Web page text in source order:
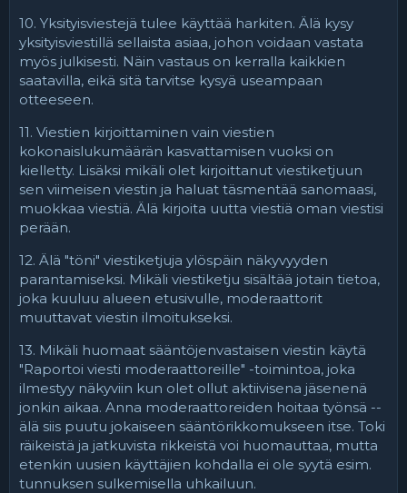
10. Yksityisviestejä tulee käyttää harkiten. Älä kysy
yksityisviestillä sellaista asiaa, johon voidaan vastata
myös julkisesti. Näin vastaus on kerralla kaikkien
saatavilla, eikä sitä tarvitse kysyä useampaan
otteeseen.
11. Viestien kirjoittaminen vain viestien
kokonaislukumäärän kasvattamisen vuoksi on
kielletty. Lisäksi mikäli olet kirjoittanut viestiketjuun
sen viimeisen viestin ja haluat täsmentää sanomaasi,
muokkaa viestiä. Älä kirjoita uutta viestiä oman viestisi
perään.
12. Älä "töni" viestiketjuja ylöspäin näkyvyyden
parantamiseksi. Mikäli viestiketju sisältää jotain tietoa,
joka kuuluu alueen etusivulle, moderaattorit
muuttavat viestin ilmoitukseksi.
13. Mikäli huomaat sääntöjenvastaisen viestin käytä
"Raportoi viesti moderaattoreille" -toimintoa, joka
ilmestyy näkyviin kun olet ollut aktiivisena jäsenenä
jonkin aikaa. Anna moderaattoreiden hoitaa työnsä --
älä siis puutu jokaiseen sääntörikkomukseen itse. Toki
räikeistä ja jatkuvista rikkeistä voi huomauttaa, mutta
etenkin uusien käyttäjien kohdalla ei ole syytä esim.
tunnuksen sulkemisella uhkailuun.